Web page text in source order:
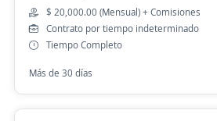
$ 20,000.00 (Mensual) + Comisiones
Contrato por tiempo indeterminado
Tiempo Completo
Más de 30 días